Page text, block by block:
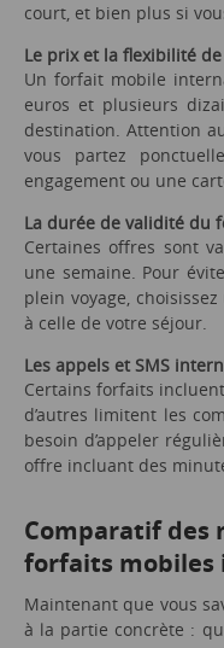
court, et bien plus si
Le prix et la flexibilité de
Un forfait mobile
euros et plusieurs
destination. Attention
vous partez
engagement ou une
La durée de validité du
Certaines offres sont
une semaine. Pour
plein voyage,
à celle de votre séjour.
Les appels et SMS
Certains forfaits
d’autres limitent les
besoin d’appeler
offre incluant des
Comparatif des
forfaits
Maintenant que vous
à la partie concrète :